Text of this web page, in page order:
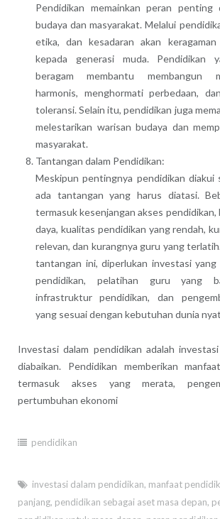
Pendidikan memainkan peran penting
budaya dan masyarakat. Melalui
etika, dan kesadaran akan keragaman
kepada generasi muda. Pendidikan
beragam membantu membangun
harmonis, menghormati perbedaan,
toleransi. Selain itu, pendidikan juga
melestarikan warisan budaya dan
masyarakat.
Tantangan dalam Pendidikan:
Meskipun pentingnya pendidikan diakui
ada tantangan yang harus diatasi.
termasuk kesenjangan akses pendidikan,
daya, kualitas pendidikan yang rendah,
relevan, dan kurangnya guru yang
tantangan ini, diperlukan investasi yang
pendidikan, pelatihan guru yang
infrastruktur pendidikan, dan
yang sesuai dengan kebutuhan dunia
Investasi dalam pendidikan adalah
diabaikan. Pendidikan memberikan
termasuk akses yang merata,
pertumbuhan ekonomi
pendidikan
investasi dalam pendidikan, manfaat
panjang, pendidikan sebagai aset masa depan,